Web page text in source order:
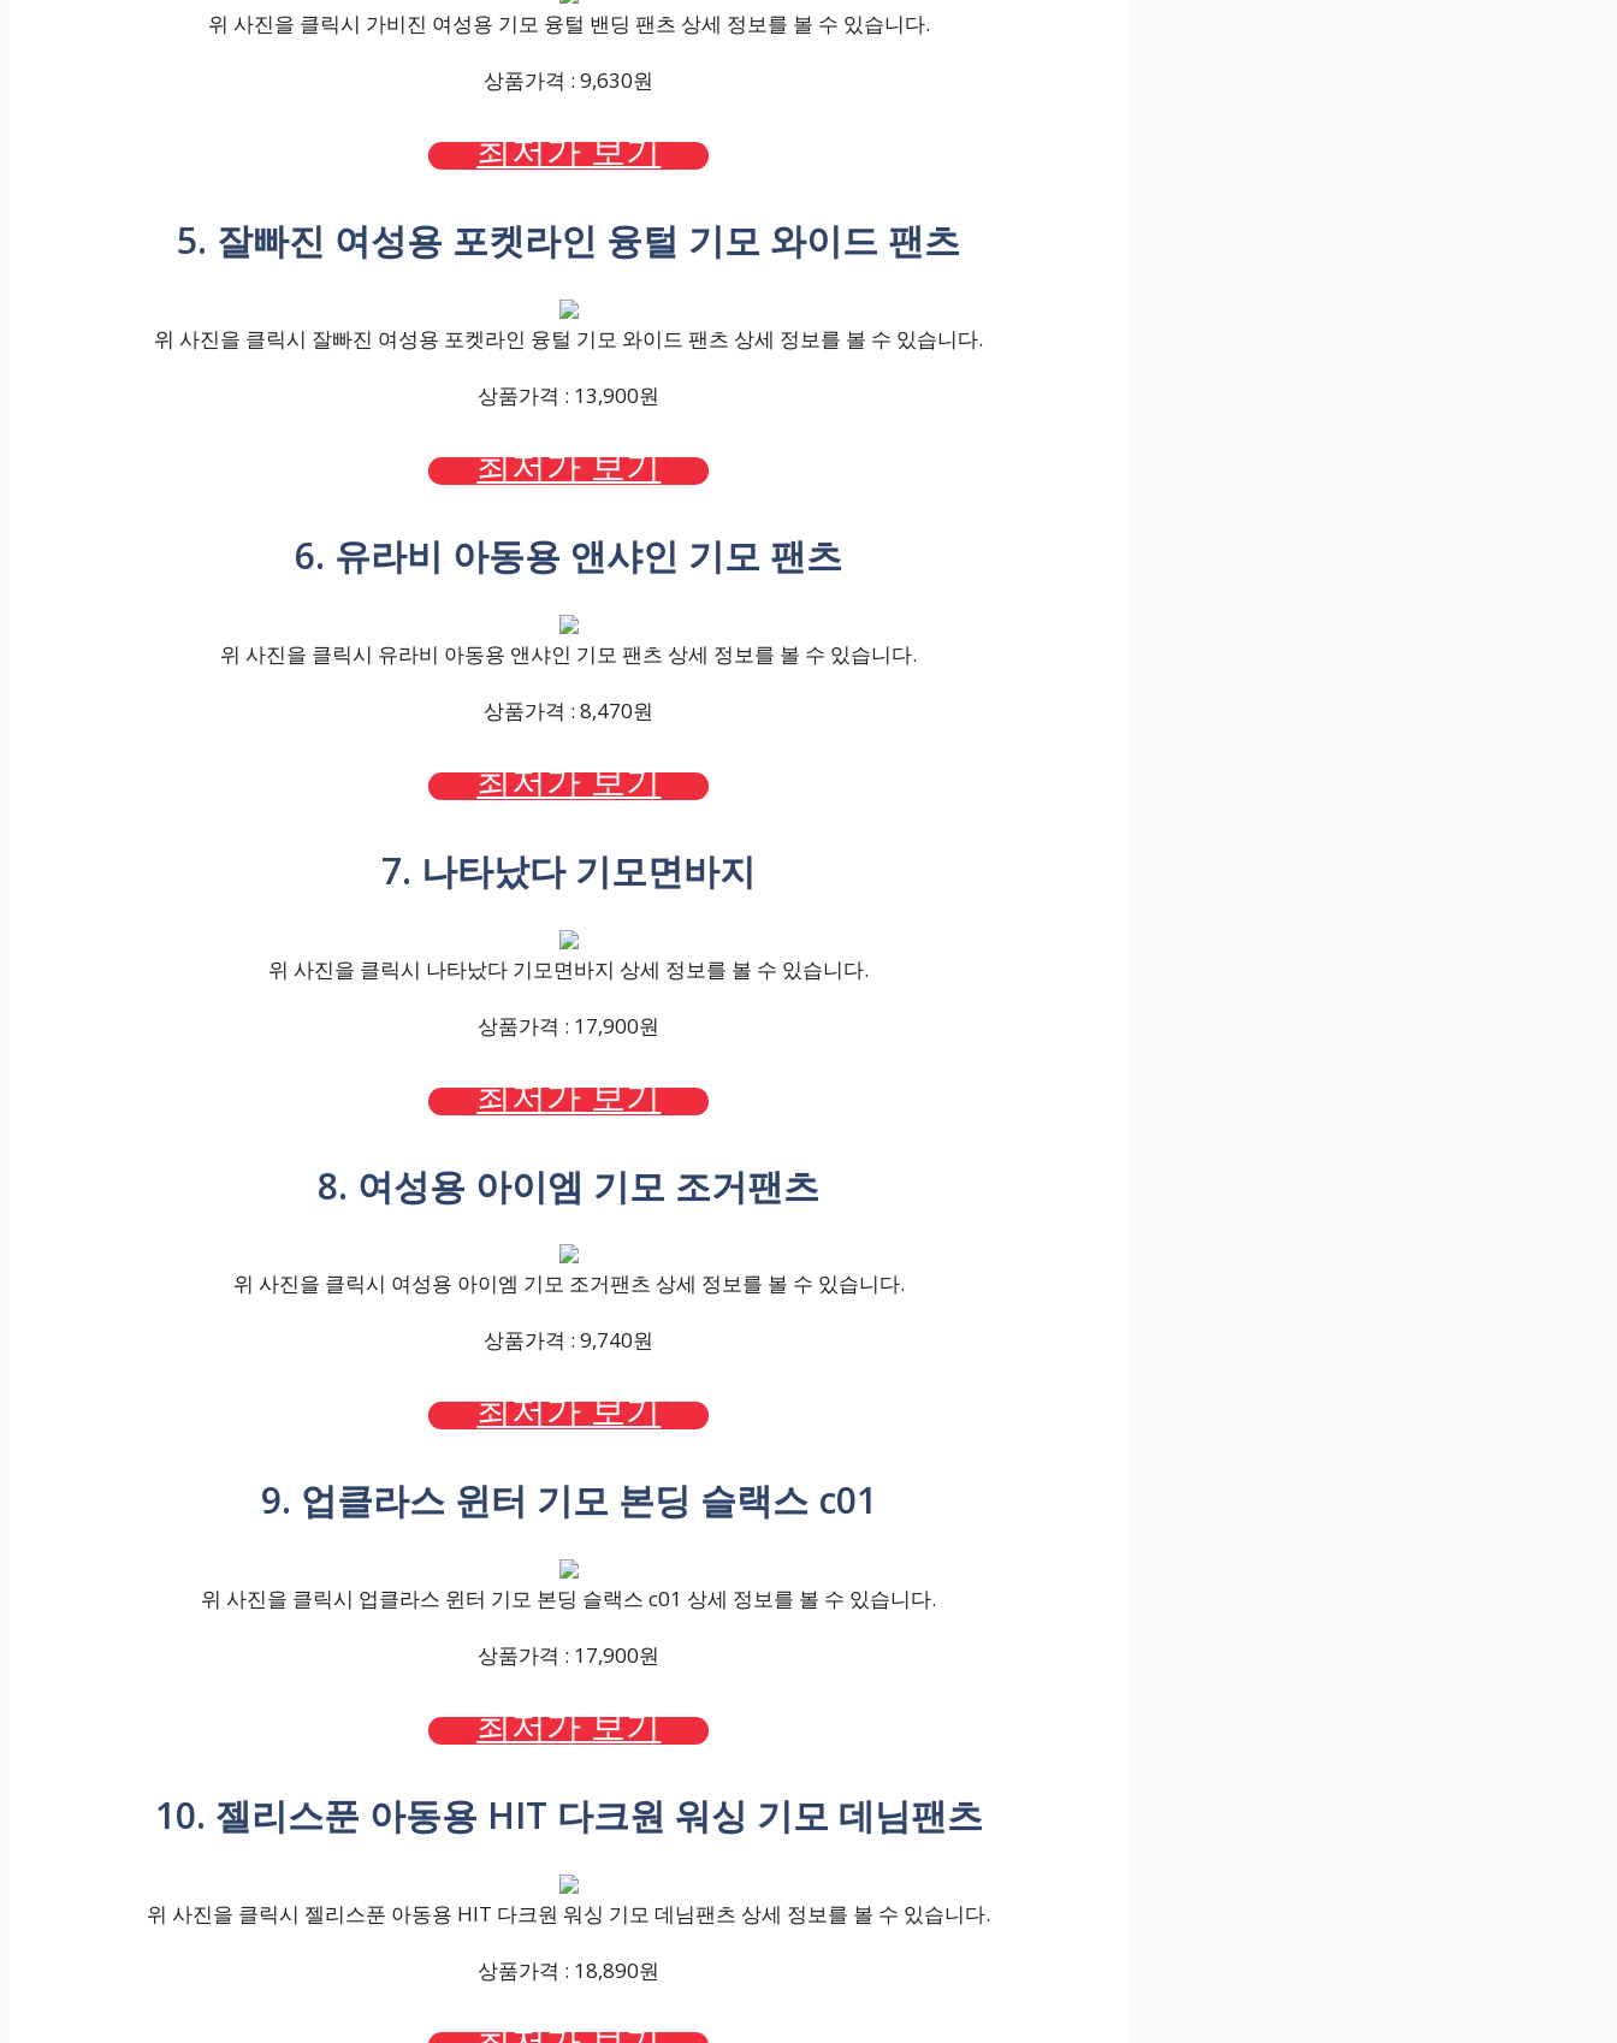
위 사진을 클릭시 가비진 여성용 기모 융털 밴딩 팬츠 상세 정보를 볼 수 있습니다.
상품가격 : 9,630원
최저가 보기
5. 잘빠진 여성용 포켓라인 융털 기모 와이드 팬츠
위 사진을 클릭시 잘빠진 여성용 포켓라인 융털 기모 와이드 팬츠 상세 정보를 볼 수 있습니다.
상품가격 : 13,900원
최저가 보기
6. 유라비 아동용 앤샤인 기모 팬츠
위 사진을 클릭시 유라비 아동용 앤샤인 기모 팬츠 상세 정보를 볼 수 있습니다.
상품가격 : 8,470원
최저가 보기
7. 나타났다 기모면바지
위 사진을 클릭시 나타났다 기모면바지 상세 정보를 볼 수 있습니다.
상품가격 : 17,900원
최저가 보기
8. 여성용 아이엠 기모 조거팬츠
위 사진을 클릭시 여성용 아이엠 기모 조거팬츠 상세 정보를 볼 수 있습니다.
상품가격 : 9,740원
최저가 보기
9. 업클라스 윈터 기모 본딩 슬랙스 c01
위 사진을 클릭시 업클라스 윈터 기모 본딩 슬랙스 c01 상세 정보를 볼 수 있습니다.
상품가격 : 17,900원
최저가 보기
10. 젤리스푼 아동용 HIT 다크원 워싱 기모 데님팬츠
위 사진을 클릭시 젤리스푼 아동용 HIT 다크원 워싱 기모 데님팬츠 상세 정보를 볼 수 있습니다.
상품가격 : 18,890원